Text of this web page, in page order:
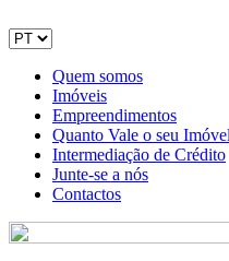
Quem somos
Imóveis
Empreendimentos
Quanto Vale o seu Imóvel
Intermediação de Crédito
Junte-se a nós
Contactos